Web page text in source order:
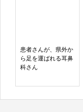
患者さんが、県外か
ら足を運ばれる耳鼻
科さん